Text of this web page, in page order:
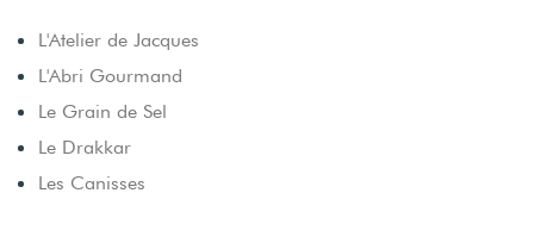
L'Atelier de Jacques
L'Abri Gourmand
Le Grain de Sel
Le Drakkar
Les Canisses